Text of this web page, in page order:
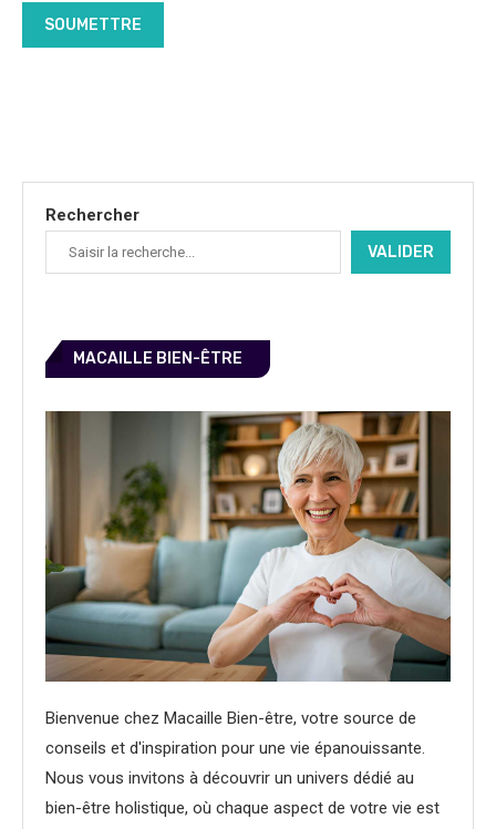
Rechercher
VALIDER
MACAILLE BIEN-ÊTRE
Bienvenue chez Macaille Bien-être, votre source de
conseils et d'inspiration pour une vie épanouissante.
Nous vous invitons à découvrir un univers dédié au
bien-être holistique, où chaque aspect de votre vie est